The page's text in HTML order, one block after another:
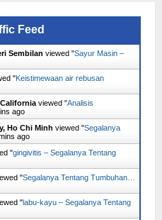
Feed
Sembilan viewed "Sayur Masin –
"Keistimewaan air rebusan
viewed "Analisis
ago
Ho Chi Minh viewed "Segalanya
ago
"gingivitis – Segalanya Tentang
"Segalanya Tentang Tumbuhan…
"labu-kayu – Segalanya Tentang